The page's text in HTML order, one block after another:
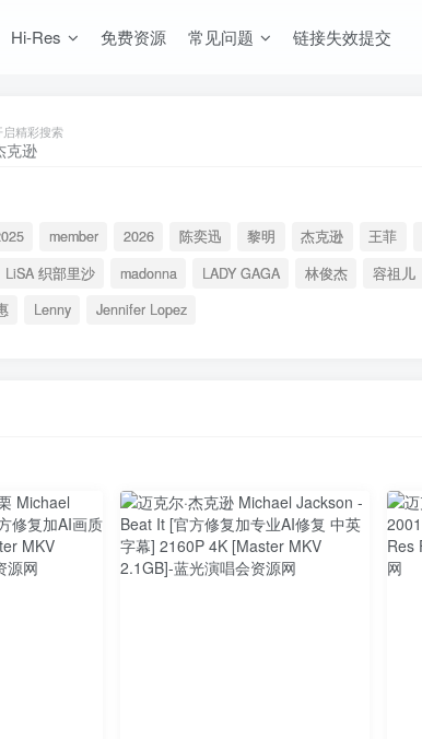
Hi-Res 免费资源 常见问题 链接失效提交
启精彩搜索
member 2026 陈奕迅 黎明 杰克逊 王菲
LiSA 织部里沙 madonna LADY GAGA 林俊杰 容祖儿
Lenny Jennifer Lopez